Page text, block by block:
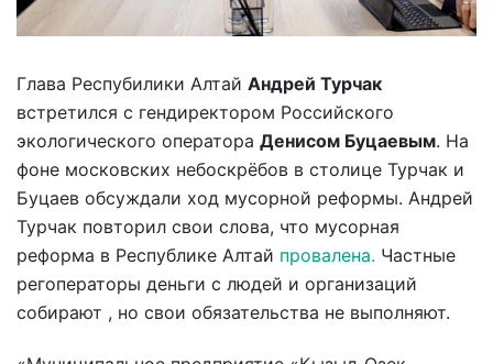
Глава Респубилики Алтай Андрей Турчак
встретился с гендиректором Российского
экологического оператора Денисом Буцаевым. На
фоне московских небоскрёбов в столице Турчак и
Буцаев обсуждали ход мусорной реформы. Андрей
Турчак повторил свои слова, что мусорная
реформа в Республике Алтай провалена. Частные
регоператоры деньги с людей и организаций
собирают , но свои обязательства не выполняют.